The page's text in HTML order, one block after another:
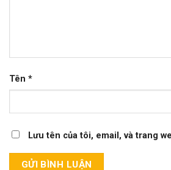
Tên *
Lưu tên của tôi, email, và trang